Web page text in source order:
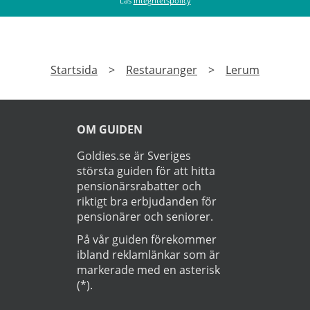
Startsida > Restauranger > Lerum
OM GUIDEN
Goldies.se är Sveriges
största guiden för att hitta
pensionärsrabatter och
riktigt bra erbjudanden för
pensionärer och seniorer.
På vår guiden förekommer
ibland reklamlänkar som är
markerade med en asterisk
(*).